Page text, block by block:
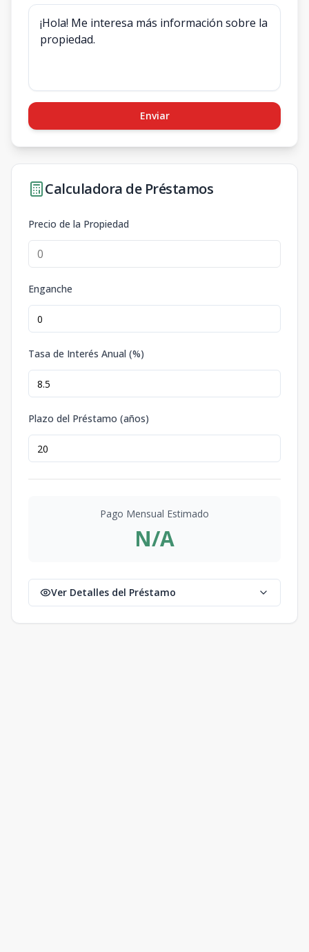
Enviar
Calculadora de Préstamos
Precio de la Propiedad
Enganche
Tasa de Interés Anual (%)
Plazo del Préstamo (años)
Pago Mensual Estimado
N/A
Ver Detalles del Préstamo